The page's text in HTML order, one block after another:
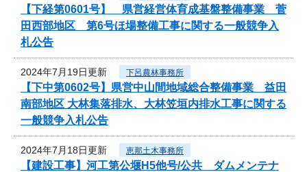
【下経第0601号】 県営経営体育成基盤整備事業 菅
田西部地区 第6号ほ場整備工事に関する一般競争入
札公告
2024年7月19日更新 下呂農林事務所
【下中第0602号】県営中山間地域総合整備事業 益田
南部地区 大林集落排水、大林笠垣内排水工事に関する
一般競争入札公告
2024年7月18日更新 恵那土木事務所
【建設工事】河工第公堰H5他号/公共 ダムメンテナ